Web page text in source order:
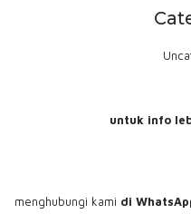
untuk info
menghubungi kami di